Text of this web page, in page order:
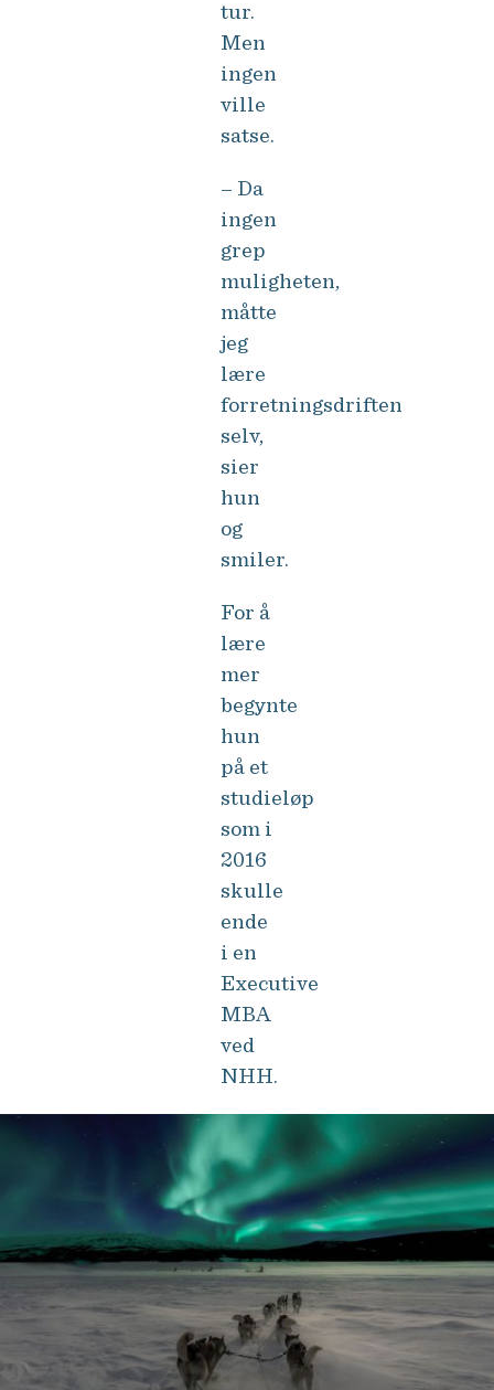
tur.
Men
ingen
ville
satse.
– Da
ingen
grep
muligheten,
måtte
jeg
lære
forretningsdriften
selv,
sier
hun
og
smiler.
For å
lære
mer
begynte
hun
på et
studieløp
som i
2016
skulle
ende
i en
Executive
MBA
ved
NHH.